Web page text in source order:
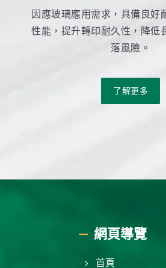
因應玻璃應用需求，具備良好
性能，提升轉印耐久性，降低
落風險。
了解更多
網頁導覽
首頁